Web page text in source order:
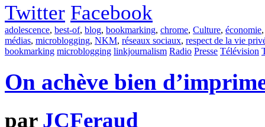
Twitter Facebook
adolescence, best-of, blog, bookmarking, chrome, Culture, économie
médias, microblogging, NKM, réseaux sociaux, respect de la vie
bookmarking microblogging linkjournalism Radio Presse Télévision
On achève bien
par JCFeraud